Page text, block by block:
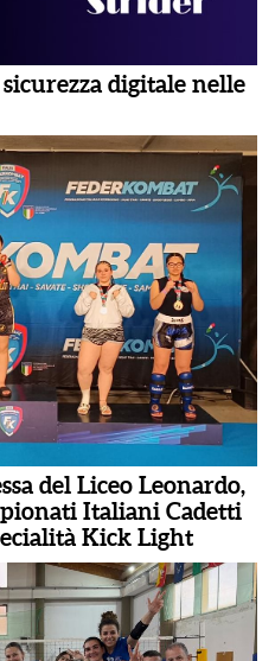
digitale nelle
del Liceo Leonardo,
Italiani Cadetti
Kick Light